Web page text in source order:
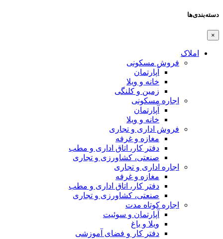
دسته‌بندی‌ها
×
املاک
فروش مسکونی
آپارتمان
خانه و ویلا
زمین و کلنگی
اجاره مسکونی
آپارتمان
خانه و ویلا
فروش اداری و تجاری
مغازه و غرفه
دفتر کار، اتاق اداری و مطب
صنعتی،‌ کشاورزی و تجاری
اجاره اداری و تجاری
مغازه و غرفه
دفتر کار، اتاق اداری و مطب
صنعتی،‌ کشاورزی و تجاری
اجاره کوتاه مدت
آپارتمان و سوئیت
ویلا و باغ
دفتر کار و فضای آموزشی